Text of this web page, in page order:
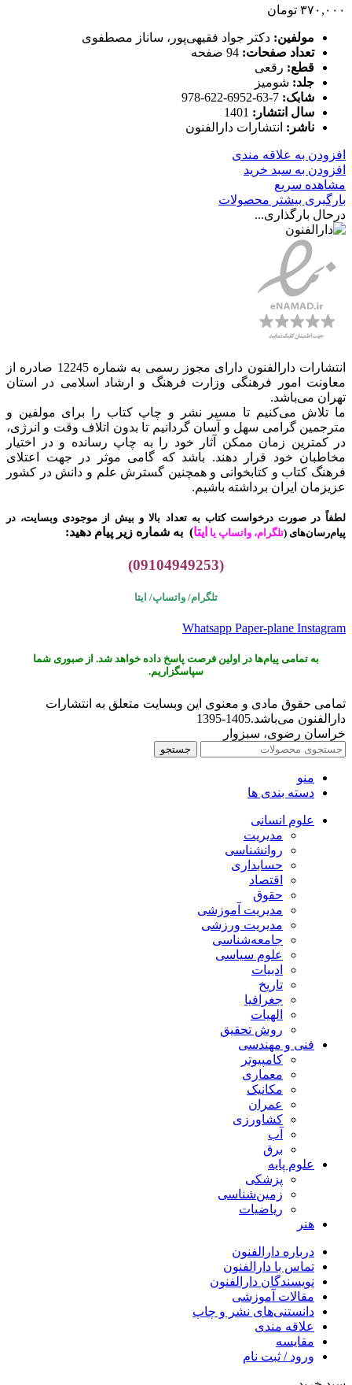
۳۷۰,۰۰۰ تومان
مولفین: دکتر جواد فقیهی‌پور، ساناز مصطفوی
تعداد صفحات:
قطع: رقعی
جلد: شومیز
شابک:
سال انتشار:
ناشر: انتشارات دارالفنون
افزودن به علاقه مندی
افزودن به سبد خرید
مشاهده سریع
بارگیری بیشتر محصولات
درحال بارگذاری...
انتشارات دارالفنون دارای مجوز رسمی به شماره 12245 صادره از
معاونت امور فرهنگی وزارت فرهنگ و ارشاد اسلامی در استان
تهران می‌باشد.
ما تلاش می‌کنیم تا مسیر نشر و چاپ کتاب را برای مولفین و
مترجمین گرامی سهل و آسان گردانیم تا بدون اتلاف وقت و انرژی،
در کمترین زمان ممکن آثار خود را به چاپ رسانده و در اختیار
مخاطبان خود قرار دهند. باشد که گامی موثر در جهت اعتلای
فرهنگ کتاب و کتابخوانی و همچنین گسترش علم و دانش در کشور
عزیزمان ایران برداشته باشیم.
لطفاً در صورت درخواست کتاب به تعداد بالا و بیش از موجودی وبسایت، در
پیام‌رسان‌های (تلگرام، واتساپ یا ایتا) به شماره زیر پیام دهید:
(09104949253)
تلگرام/ واتساپ/ ایتا
Whatsapp Paper-plane Instagram
به تمامی پیام‌ها در اولین فرصت پاسخ داده خواهد شد. از صبوری شما
سپاسگزاریم.
تمامی حقوق مادی و معنوی این وبسایت متعلق به انتشارات
دارالفنون می‌باشد.1405-1395
خراسان رضوی، سبزوار
جستجو
منو
دسته بندی ها
علوم انسانی
مدیریت
روانشناسی
حسابداری
اقتصاد
حقوق
مدیریت آموزشی
مدیریت ورزشی
جامعه‌شناسی
علوم سیاسی
ادبیات
تاریخ
جغرافیا
الهیات
روش تحقیق
فنی و مهندسی
کامپیوتر
معماری
مکانیک
عمران
کشاورزی
آب
برق
علوم پایه
پزشکی
زمین‌شناسی
ریاضیات
هنر
درباره دارالفنون
تماس با دارالفنون
نویسندگان دارالفنون
مقالات آموزشی
دانستنی‌های نشر و چاپ
علاقه مندی
مقایسه
ورود / ثبت نام